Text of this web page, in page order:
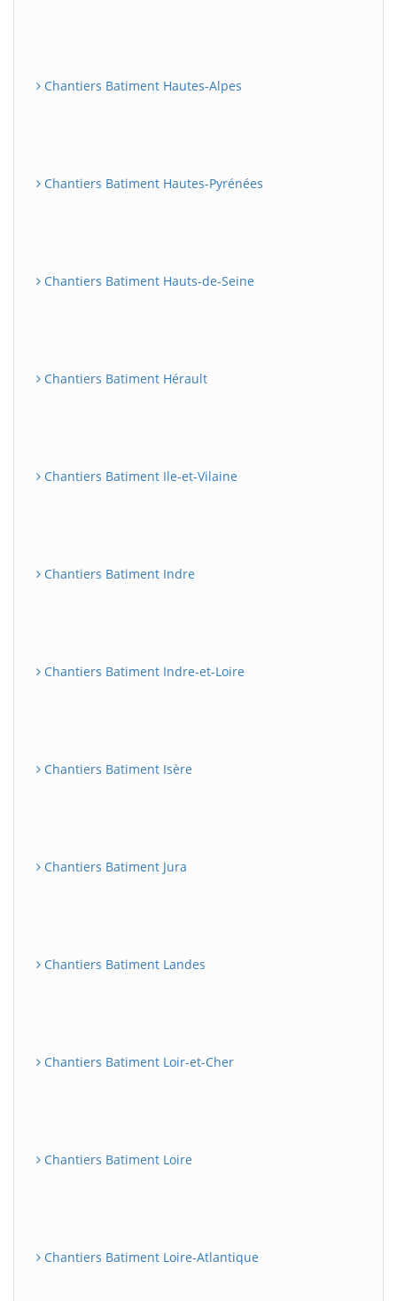
Chantiers Batiment Hautes-Alpes
Chantiers Batiment Hautes-Pyrénées
Chantiers Batiment Hauts-de-Seine
Chantiers Batiment Hérault
Chantiers Batiment Ile-et-Vilaine
Chantiers Batiment Indre
Chantiers Batiment Indre-et-Loire
Chantiers Batiment Isère
Chantiers Batiment Jura
Chantiers Batiment Landes
Chantiers Batiment Loir-et-Cher
Chantiers Batiment Loire
Chantiers Batiment Loire-Atlantique